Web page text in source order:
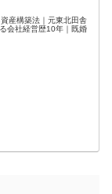
産構築法｜元東北田舎
会社経営歴10年｜既婚